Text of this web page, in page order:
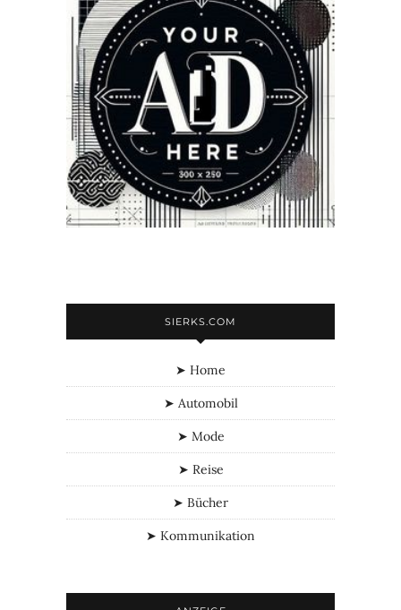
SIERKS.COM
➤ Home
➤ Automobil
➤ Mode
➤ Reise
➤ Bücher
➤ Kommunikation